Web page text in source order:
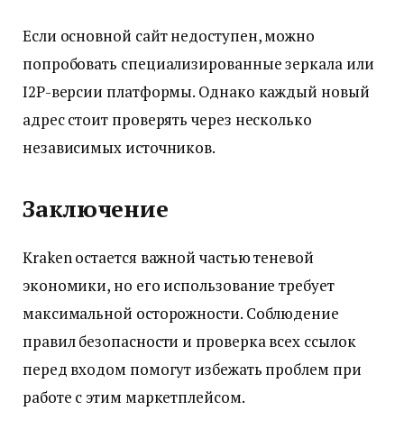
Если основной сайт недоступен, можно
попробовать специализированные зеркала или
I2P-версии платформы. Однако каждый новый
адрес стоит проверять через несколько
независимых источников.
Заключение
Kraken остается важной частью теневой
экономики, но его использование требует
максимальной осторожности. Соблюдение
правил безопасности и проверка всех ссылок
перед входом помогут избежать проблем при
работе с этим маркетплейсом.